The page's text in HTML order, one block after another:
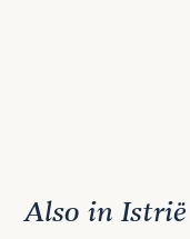
Also in Istrië